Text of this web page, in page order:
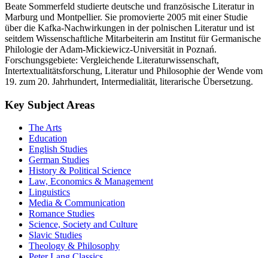
Beate Sommerfeld studierte deutsche und französische Literatur in
Marburg und Montpellier. Sie promovierte 2005 mit einer Studie
über die Kafka-Nachwirkungen in der polnischen Literatur und ist
seitdem Wissenschaftliche Mitarbeiterin am Institut für Germanische
Philologie der Adam-Mickiewicz-Universität in Poznań.
Forschungsgebiete: Vergleichende Literaturwissenschaft,
Intertextualitätsforschung, Literatur und Philosophie der Wende vom
19. zum 20. Jahrhundert, Intermedialität, literarische Übersetzung.
Key Subject Areas
The Arts
Education
English Studies
German Studies
History & Political Science
Law, Economics & Management
Linguistics
Media & Communication
Romance Studies
Science, Society and Culture
Slavic Studies
Theology & Philosophy